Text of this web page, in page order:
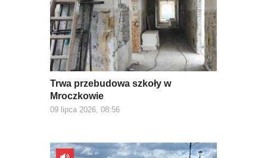
Trwa przebudowa szkoły w
Mroczkowie
09 lipca 2026, 08:56